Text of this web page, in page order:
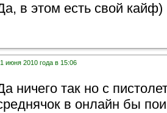
в этом есть свой кайф)
июня 2010 года в 15:06
ничего так но с
в онлайн бы